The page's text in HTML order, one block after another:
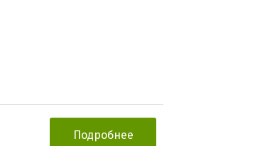
Подробнее